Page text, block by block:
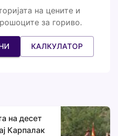
на цените и
за гориво.
КАЛКУЛАТОР
на десет
Карпалак